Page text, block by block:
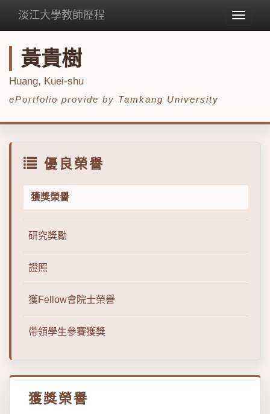
Toggle
淡江大學教師歷程
黃貴樹
Huang, Kuei-shu
ePortfolio provide by Tamkang University
優良榮譽
獲獎榮譽
研究獎勵
證照
獲Fellow會院士榮譽
帶領學生參賽獲獎
獲獎榮譽